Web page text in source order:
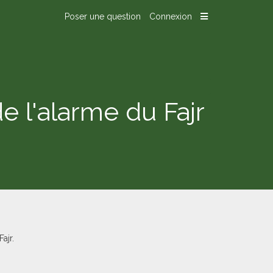
Poser une question Connexion
l'alarme du Fajr